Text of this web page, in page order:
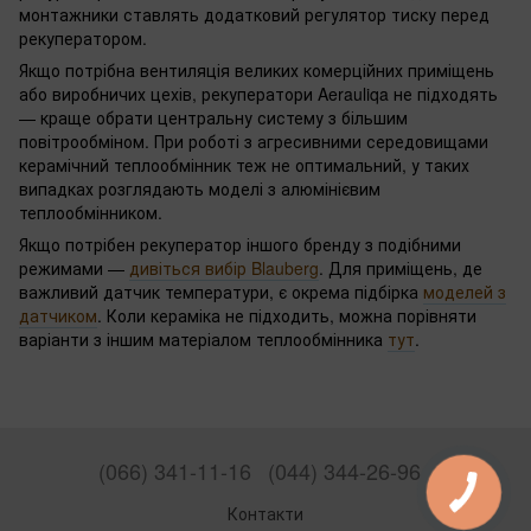
монтажники ставлять додатковий регулятор тиску перед
рекуператором.
Якщо потрібна вентиляція великих комерційних приміщень
або виробничих цехів, рекуператори Aerauliqa не підходять
— краще обрати центральну систему з більшим
повітрообміном. При роботі з агресивними середовищами
керамічний теплообмінник теж не оптимальний, у таких
випадках розглядають моделі з алюмінієвим
теплообмінником.
Якщо потрібен рекуператор іншого бренду з подібними
режимами — дивіться вибір Blauberg. Для приміщень, де
важливий датчик температури, є окрема підбірка моделей з
датчиком. Коли кераміка не підходить, можна порівняти
варіанти з іншим матеріалом теплообмінника тут.
(066) 341-11-16 (044) 344-26-96
Контакти